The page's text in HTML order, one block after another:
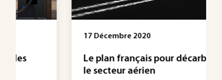
17 Décembre 2020
Le plan français pour décarboner
le secteur aérien